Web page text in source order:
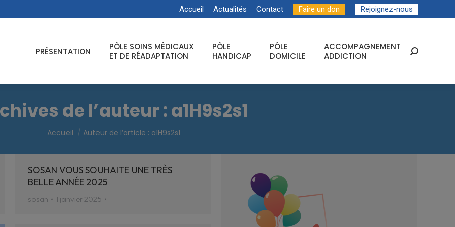
Accueil Actualités Contact Faire un don Rejoignez-nous
PRÉSENTATION
PÔLE SOINS MÉDICAUX
ET DE RÉADAPTATION
PÔLE
HANDICAP
PÔLE
DOMICILE
ACCOMPAGNEMENT
ADDICTION
Recherche
de l’auteur :a1H9s2s1
Vous êtes ici :
Accueil Auteur de l’article : a1H9s2s1
SOSAN VOUS SOUHAITE UNE TRÈS
BELLE ANNÉE 2025
sosan 1 janvier 2025